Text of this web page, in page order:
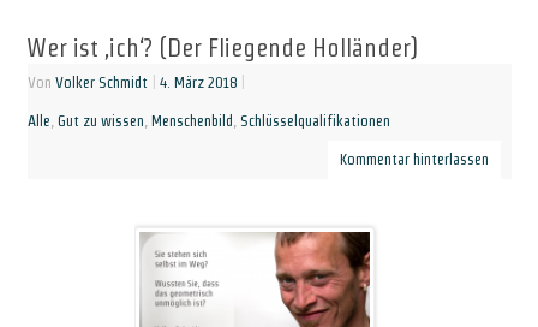
Wer ist ‚ich‘? (Der Fliegende Holländer)
Von Volker Schmidt 4. März 2018
Alle Gut zu wissen Menschenbild Schlüsselqualifikationen
Kommentar hinterlassen